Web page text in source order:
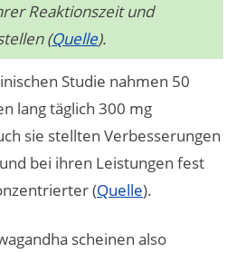
Reaktionszeit und
(Quelle).
Studie nahmen 50
lang täglich 300 mg
sie stellten Verbesserungen
bei ihren Leistungen fest
(Quelle).
scheinen also